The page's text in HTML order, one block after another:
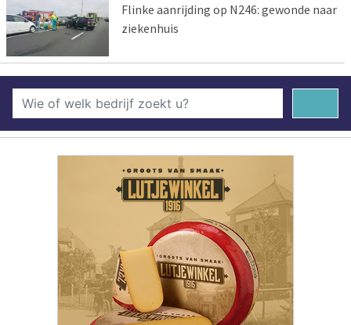
Flinke aanrijding op N246: gewonde naar
ziekenhuis